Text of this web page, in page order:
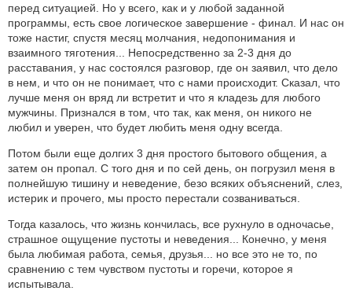
перед ситуацией. Но у всего, как и у любой заданной
программы, есть свое логическое завершение - финал. И нас он
тоже настиг, спустя месяц молчания, недопонимания и
взаимного тяготения... Непосредственно за 2-3 дня до
расставания, у нас состоялся разговор, где он заявил, что дело
в нем, и что он не понимает, что с нами происходит. Сказал, что
лучше меня он вряд ли встретит и что я кладезь для любого
мужчины. Признался в том, что так, как меня, он никого не
любил и уверен, что будет любить меня одну всегда.
Потом были еще долгих 3 дня простого бытового общения, а
затем он пропал. С того дня и по сей день, он погрузил меня в
полнейшую тишину и неведение, безо всяких объяснений, слез,
истерик и прочего, мы просто перестали созваниваться.
Тогда казалось, что жизнь кончилась, все рухнуло в одночасье,
страшное ощущение пустоты и неведения... Конечно, у меня
была любимая работа, семья, друзья... но все это не то, по
сравнению с тем чувством пустоты и горечи, которое я
испытывала.